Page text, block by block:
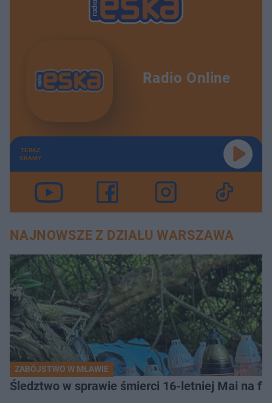
Radio Online
TERAZ
GRAMY
NAJNOWSZE Z DZIAŁU WARSZAWA
ZABÓJSTWO W MŁAWIE
Śledztwo w sprawie śmierci 16-letniej Mai na